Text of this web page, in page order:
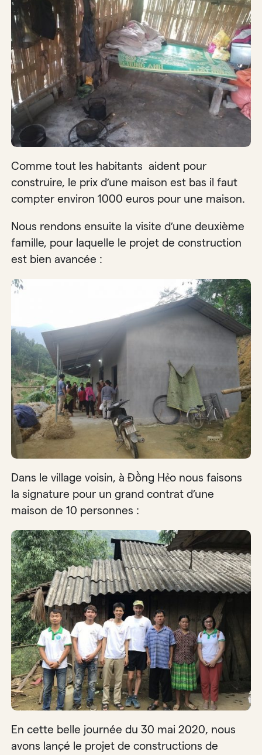
Comme tout les habitants aident pour
construire, le prix d’une maison est bas il faut
compter environ 1000 euros pour une maison.
Nous rendons ensuite la visite d’une deuxième
famille, pour laquelle le projet de construction
est bien avancée :
Dans le village voisin, à Đồng Hẻo nous faisons
la signature pour un grand contrat d’une
maison de 10 personnes :
En cette belle journée du 30 mai 2020, nous
avons lançé le projet de constructions de